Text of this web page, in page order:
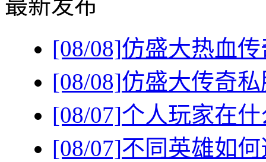
最新发布
[08/08]仿盛大热血
[08/08]仿盛大传奇
[08/07]个人玩家在
[08/07]不同英雄如